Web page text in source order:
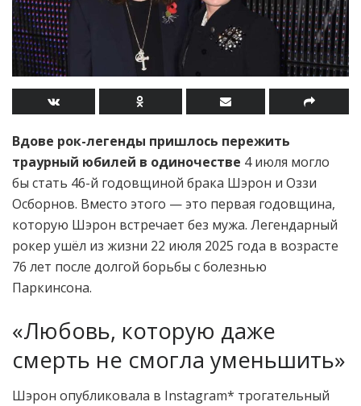
Вдове рок-легенды пришлось пережить
траурный юбилей в одиночестве 4 июля могло
бы стать 46-й годовщиной брака Шэрон и Оззи
Осборнов. Вместо этого — это первая годовщина,
которую Шэрон встречает без мужа. Легендарный
рокер ушёл из жизни 22 июля 2025 года в возрасте
76 лет после долгой борьбы с болезнью
Паркинсона.
«Любовь, которую даже
смерть не смогла уменьшить»
Шэрон опубликовала в Instagram* трогательный